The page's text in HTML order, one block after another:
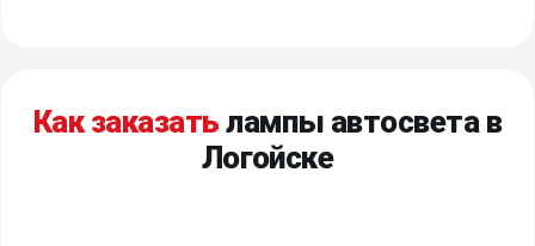
Как заказать лампы автосвета в
Логойске